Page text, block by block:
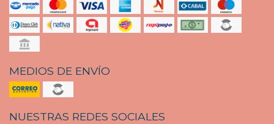
MEDIOS DE ENVÍO
NUESTRAS REDES SOCIALES